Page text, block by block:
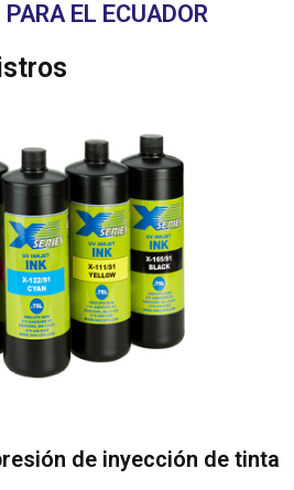
EL ECUADOR
de inyección de tinta